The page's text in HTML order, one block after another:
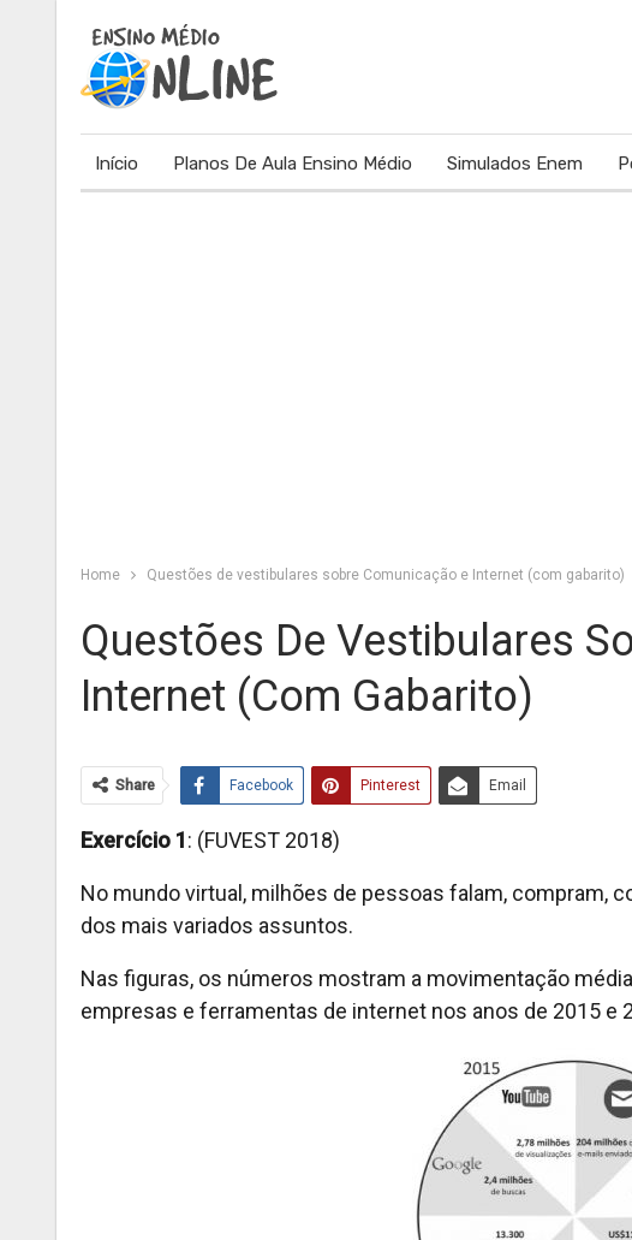
Início Planos De Aula Ensino Médio Simulados Enem
Home Questões de vestibulares sobre Comunicação e Internet (com gabarito)
Questões De Vestibulares
Internet (com Gabarito)
Share Facebook Pinterest Email
Exercício 1: (FUVEST 2018)
No mundo virtual, milhões de pessoas falam, compram,
dos mais variados assuntos.
Nas figuras, os números mostram a movimentação
empresas e ferramentas de internet nos anos de 2015 e